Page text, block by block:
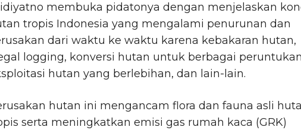
membuka pidatonya dengan menjelaskan
tropis Indonesia yang mengalami penurunan dan
dari waktu ke waktu karena kebakaran hutan,
logging, konversi hutan untuk berbagai
hutan yang berlebihan, dan lain-lain.
hutan ini mengancam flora dan fauna asli
serta meningkatkan emisi gas rumah kaca (GRK)